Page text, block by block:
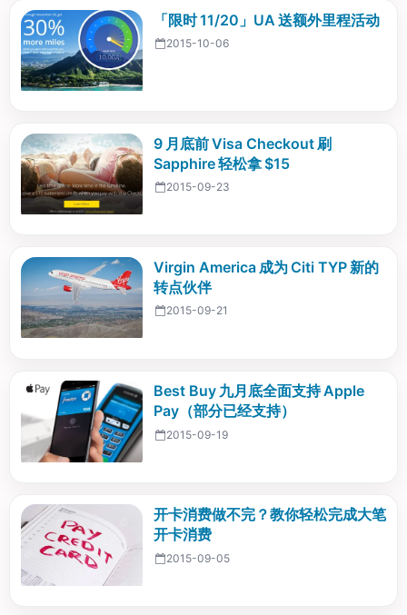
「限时 11/20」UA 送额外里程活动
2015-10-06
9 月底前 Visa Checkout 刷
Sapphire 轻松拿 $15
2015-09-23
Virgin America 成为 Citi TYP 新的
转点伙伴
2015-09-21
Best Buy 九月底全面支持 Apple
Pay（部分已经支持）
2015-09-19
开卡消费做不完？教你轻松完成大笔
开卡消费
2015-09-05